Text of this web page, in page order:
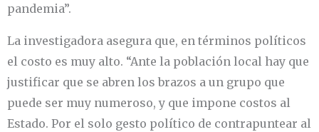
pandemia”.
La investigadora asegura que, en términos políticos
el costo es muy alto. “Ante la población local hay que
justificar que se abren los brazos a un grupo que
puede ser muy numeroso, y que impone costos al
Estado. Por el solo gesto político de contrapuntear al